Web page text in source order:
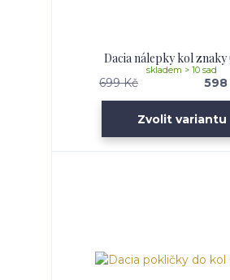
Dacia nálepky kol znaky
699 Kč 598
skladem > 10 sad
Zvolit variantu